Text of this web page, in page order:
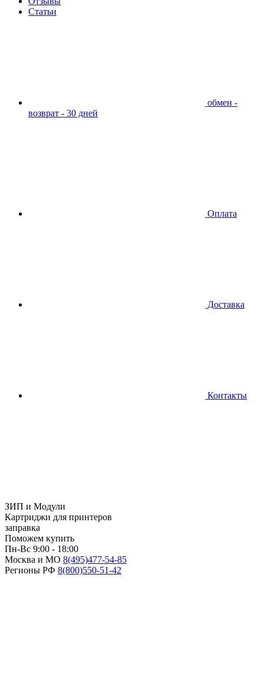
Статьи
обмен -
возврат - 30 дней
Оплата
Доставка
Контакты
ЗИП и Модули
Картриджи для принтеров
заправка
Поможем купить
Пн-Вс 9:00 - 18:00
Москва и МО 8(495)477-54-85
Регионы РФ 8(800)550-51-42